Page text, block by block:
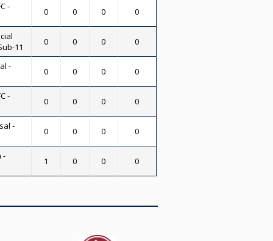
-
0 0 0 0
11
0 0 0 0
-
0 0 0 0
-
0 0 0 0
-
0 0 0 0
-
1 0 0 0